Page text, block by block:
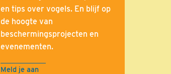
en tips over vogels. En blijf op
de hoogte van
beschermingsprojecten en
evenementen.
Meld je aan